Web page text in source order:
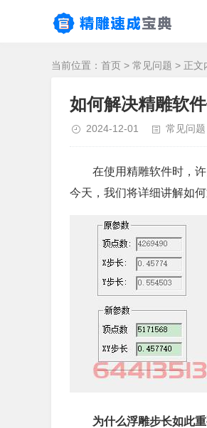
当前位置： 首页 > 常见问题 > 正文
如何解决精雕软
2024-12-01 常见问题
在使用精雕软件时，
今天，我们将详细讲解如
为什么浮雕步长如此重